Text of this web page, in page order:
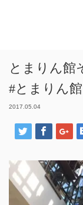
とまりん館
#とまりん
2017.05.04